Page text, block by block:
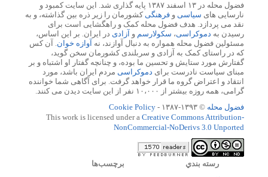
فضول محله در ۱۳ اسفند ۱۳۸۷ پایه گذاری شد. این سایت کمبود و
نارسایی های سیاسی و فرهنگیکشورمان را زیر ذره بین گذاشته، و به
نقد می پردازد. هدف فضول محله کمک و راهگشایی است برای
رسیدن به دموکراسی، سکولارسم و آزادی در ایران. بر این اساس،
مسئولین فضول محله همواره به دنبال آوازند، نه آوازه خوان. آن کس
که در راستای کمک به آزادی و سربلندی کشورمان سخن گوید،
گفتارش مورد ستایش و تحسین ما بوده، و چنانچه گفتار او اشتباه و بر
مبنای سیاست نادرست برای دموکراسی مردم ایران باشد، مورد
انتقاد و اعتراض گروه ما قرار خواهد گرفت. برای آگاهی شما خواننده
گرامی، همه روزه بیشتر از ۱۰،۰۰۰ نفر از این سایت دیدن می کنند.
فضول محله © ۱۳۹۳-۱۳۸۷ -
Cookie Policy
This work is licensed under a Creative Commons Attribution-
NonCommercial-NoDerivs 3.0 Unported
رسته بندي برچسب‌ها